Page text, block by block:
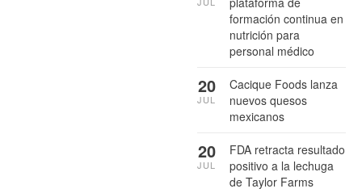
formación continua en
nutrición para
personal médico
Cacique Foods lanza
nuevos quesos
mexicanos
20
JUL
FDA retracta resultado
positivo a la lechuga
de Taylor Farms
20
JUL